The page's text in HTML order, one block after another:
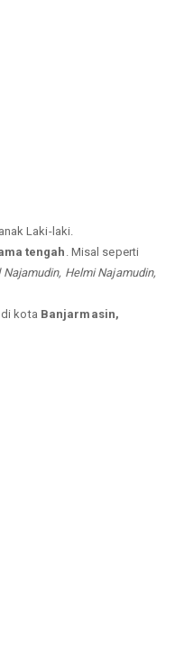
Laki-laki.
tengah . Misal seperti
Helmi Najamudin,
kota Banjarmasin,